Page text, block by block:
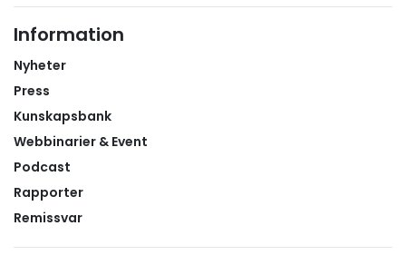
Information
Nyheter
Press
Kunskapsbank
Webbinarier & Event
Podcast
Rapporter
Remissvar